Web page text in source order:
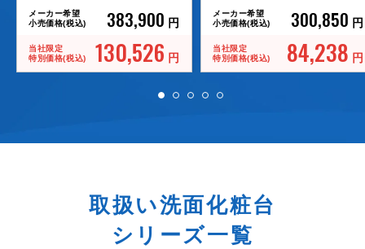
メーカー希望
小売価格(税込)
383,900 円
当社限定
特別価格(税込)
130,526 円
メーカー希望
小売価格(税込)
300,850 円
当社限定
特別価格(税込)
84,238 円
取扱い洗面化粧台
シリーズ一覧